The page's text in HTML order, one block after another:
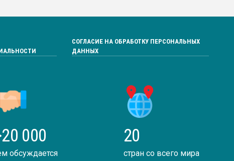
СОГЛАСИЕ НА ОБРАБОТКУ ПЕРСОНАЛЬНЫХ
ДАННЫХ
000
обсуждается
20
стран со всего мира